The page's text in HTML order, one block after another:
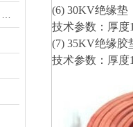
(6) 30KV绝缘垫
技术参数：厚度
(7) 35KV绝缘胶
技术参数：厚度